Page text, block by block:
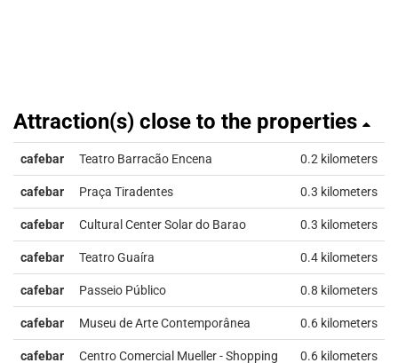
Attraction(s) close to the properties
cafebar Teatro Barracão Encena 0.2 kilometers
cafebar Praça Tiradentes 0.3 kilometers
cafebar Cultural Center Solar do Barao 0.3 kilometers
cafebar Teatro Guaíra 0.4 kilometers
cafebar Passeio Público 0.8 kilometers
cafebar Museu de Arte Contemporânea 0.6 kilometers
cafebar Centro Comercial Mueller - Shopping 0.6 kilometers